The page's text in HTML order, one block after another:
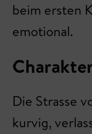
beim ersten
emotional.
Die Strasse
kurvig,